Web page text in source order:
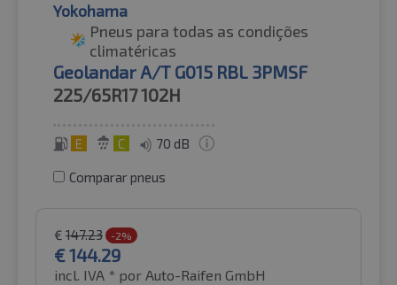
Yokohama
Pneus para todas as condições
climatéricas
Geolandar A/T G015 RBL 3PMSF
225/65R17102H
E C 70 dB
Comparar pneus
€ 147.23 -2%
€144.29
incl. IVA * por Auto-Raifen GmbH